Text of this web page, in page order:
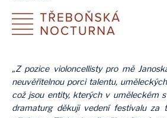
„Z pozice violoncellisty pro mě
neuvěřitelnou porci talentu,
což jsou entity, kterých v uměleckém
dramaturg děkuji vedení festivalu za